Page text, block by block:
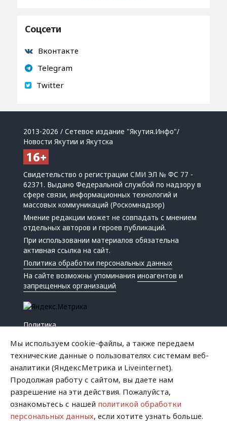
Соцсети
Вконтакте
Telegram
Twitter
2013-2026 / Сетевое издание "Якутия.Инфо"/
Новости Якутии и Якутска
Свидетельство о регистрации СМИ ЭЛ № ФС 77 -
62371. Выдано Федеральной службой по надзору в
сфере связи, информационных технологий и
массовых коммуникаций (Роскомнадзор)
Мнение редакции может не совпадать с мнением
отдельных авторов и героев публикаций.
При использовании материалов обязательна
активная ссылка на сайт.
Политика обработки персональных данных
На сайте возможны упоминанияиноагентов и
запрещенных организаций
Политика
Криминал
Успех
Мы используем cookie-файлы, а также передаем
технические данные о пользователях системам веб-
аналитики (ЯндексМетрика и Liveinternet).
Продолжая работу с сайтом, вы даете нам
разрешение на эти действия. Пожалуйста,
ознакомьтесь с нашей политикой обработки
персональных данных, если хотите узнать больше.